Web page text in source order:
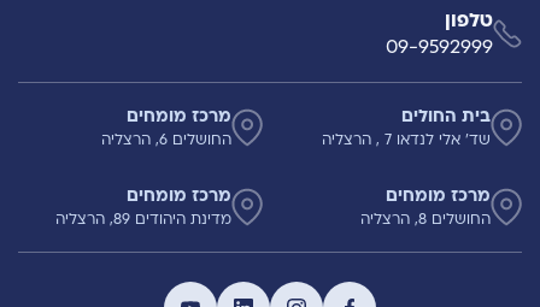
טלפון
09-9592999
בית החולים
שד' אלי לנדאו 7 , הרצליה
מרכז מומחים
החושלים 6, הרצליה
מרכז מומחים
החושלים 8, הרצליה
מרכז מומחים
מדינת היהודים 89, הרצליה